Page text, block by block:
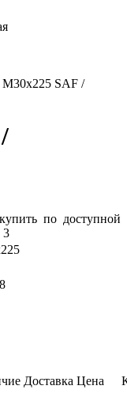
М30х225 SAF /
Доставка Цена